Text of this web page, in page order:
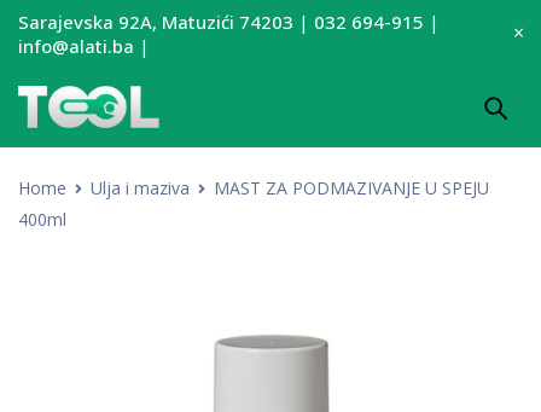
Sarajevska 92A, Matuzići 74203 | 032 694-915 |
info@alati.ba |
Home Ulja i maziva
MAST ZA PODMAZIVANJE U SPEJU
400ml